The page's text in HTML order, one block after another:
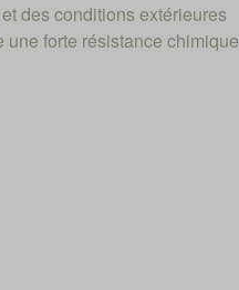
des conditions extérieures
forte résistance chimique